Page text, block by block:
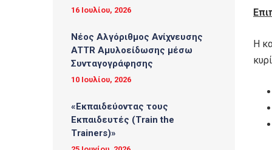
E
Η
16 Ιουλίου, 2026
Νέος Αλγόριθμος Ανίχνευσης
ATTR Αμυλοείδωσης μέσω
Συνταγογράφησης
10 Ιουλίου, 2026
«Εκπαιδεύοντας τους
Εκπαιδευτές (Τrain the
Trainers)»